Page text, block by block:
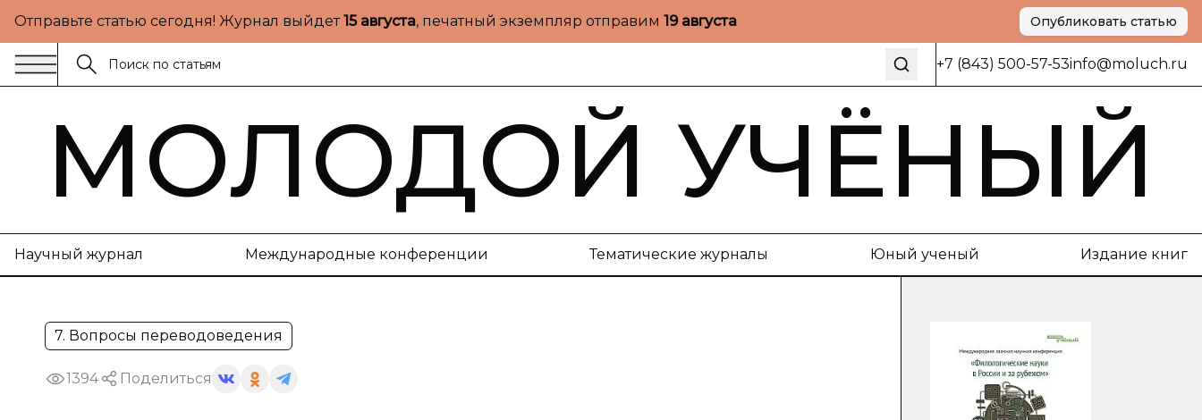
Отправьте статью сегодня! Журнал выйдет15 августа, печатный экземпляр отправим 19 августа Опубликовать статью
+7 (843) 500-57-53info@moluch.ru
МОЛОДОЙ УЧЁНЫЙ
Научный журнал Международные конференции Тематические журналы Юный ученый Издание книг
7. Вопросы переводоведения
1394 Поделиться